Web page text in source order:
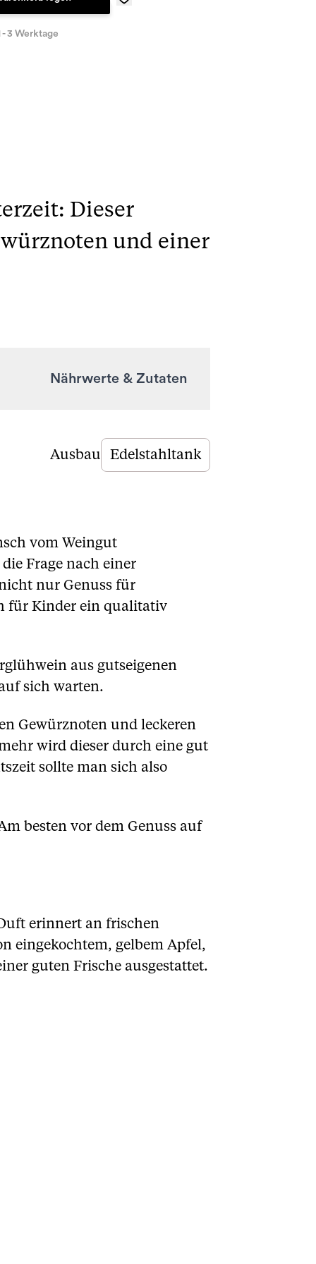
3 Werktage
Dieser
und einer
Nährwerte & Zutaten
Ausbau Edelstahltank
vom Weingut
Frage nach einer
nur Genuss für
für Kinder ein qualitativ
aus gutseigenen
sich warten.
Gewürznoten und leckeren
wird dieser durch eine gut
sollte man sich also
besten vor dem Genuss auf
erinnert an frischen
eingekochtem, gelbem Apfel,
guten Frische ausgestattet.